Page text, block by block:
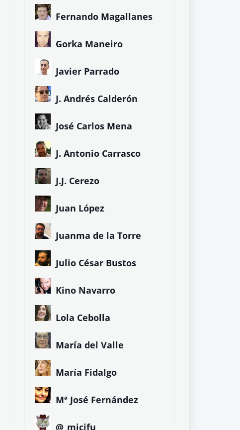
Fernando Magallanes
Gorka Maneiro
Javier Parrado
J. Andrés Calderón
José Carlos Mena
J. Antonio Carrasco
J.J. Cerezo
Juan López
Juanma de la Torre
Julio César Bustos
Kino Navarro
Lola Cebolla
María del Valle
María Fidalgo
Mª José Fernández
@_micifu_